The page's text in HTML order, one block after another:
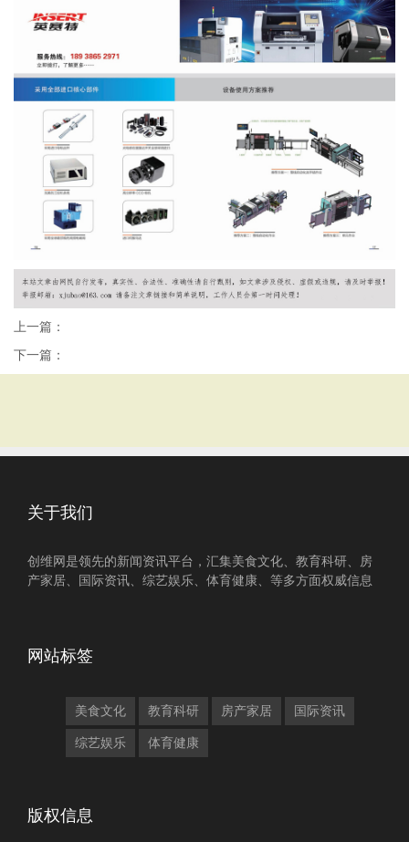
上一篇：
下一篇：
关于我们
创维网是领先的新闻资讯平台，汇集美食文化、教育科研、房
产家居、国际资讯、综艺娱乐、体育健康、等多方面权威信息
网站标签
美食文化 教育科研 房产家居 国际资讯
综艺娱乐 体育健康
版权信息